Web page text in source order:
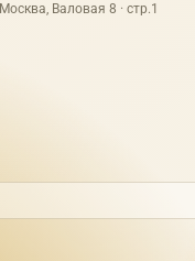
Москва, Валовая 8 · стр.1